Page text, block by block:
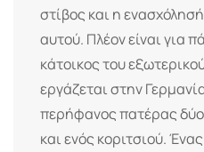
στίβος και η
αυτού. Πλέον είναι για
κάτοικος του
εργάζεται στην
περήφανος πατέρας
και ενός κοριτσιού.